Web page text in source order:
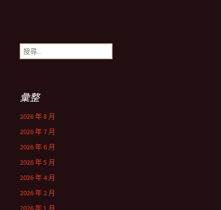
搜
尋
彙整
2026 年 8 月
2026 年 7 月
2026 年 6 月
2026 年 5 月
2026 年 4 月
2026 年 2 月
2026 年 1 月